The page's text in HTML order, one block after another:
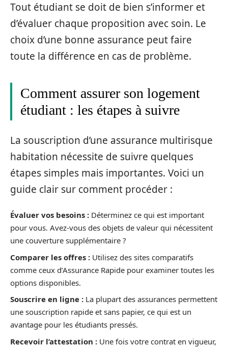
Tout étudiant se doit de bien s’informer et
d’évaluer chaque proposition avec soin. Le
choix d’une bonne assurance peut faire
toute la différence en cas de problème.
Comment assurer son logement
étudiant : les étapes à suivre
La souscription d’une assurance multirisque
habitation nécessite de suivre quelques
étapes simples mais importantes. Voici un
guide clair sur comment procéder :
Évaluer vos besoins : Déterminez ce qui est important
pour vous. Avez-vous des objets de valeur qui nécessitent
une couverture supplémentaire ?
Comparer les offres : Utilisez des sites comparatifs
comme ceux d’Assurance Rapide pour examiner toutes les
options disponibles.
Souscrire en ligne : La plupart des assurances permettent
une souscription rapide et sans papier, ce qui est un
avantage pour les étudiants pressés.
Recevoir l’attestation : Une fois votre contrat en vigueur,